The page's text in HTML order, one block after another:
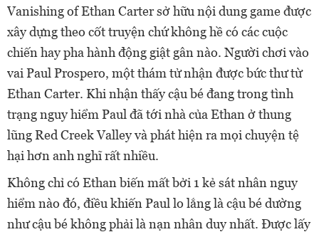
Vanishing of Ethan Carter sở hữu nội dung game được
xây dựng theo cốt truyện chứ không hề có các cuộc
chiến hay pha hành động giật gân nào. Người chơi vào
vai Paul Prospero, một thám tử nhận được bức thư từ
Ethan Carter. Khi nhận thấy cậu bé đang trong tình
trạng nguy hiểm Paul đã tới nhà của Ethan ở thung
lũng Red Creek Valley và phát hiện ra mọi chuyện tệ
hại hơn anh nghĩ rất nhiều.
Không chỉ có Ethan biến mất bởi 1 kẻ sát nhân nguy
hiểm nào đó, điều khiến Paul lo lắng là cậu bé dường
như cậu bé không phải là nạn nhân duy nhất. Được lấy